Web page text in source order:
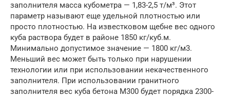
заполнителя масса кубометра — 1,83-2,5 т/м³. Этот
параметр называют еще удельной плотностью или
просто плотностью. На известковом щебне вес одного
куба раствора будет в районе 1850 кг/куб.м.
Минимально допустимое значение — 1800 кг/м3.
Меньший вес может быть только при нарушении
технологии или при использовании некачественного
заполнителя. При использовании гранитного
заполнителя вес куба бетона М300 будет порядка 2300-